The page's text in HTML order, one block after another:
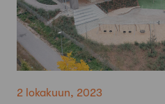
2 lokakuun, 2023